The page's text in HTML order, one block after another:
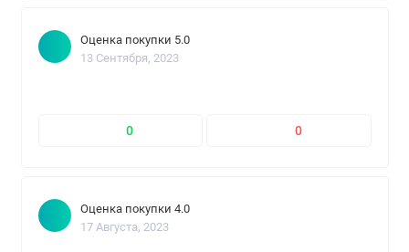
Оценка покупки 5.0
13 Сентября, 2023
0 0
Оценка покупки 4.0
17 Августа, 2023